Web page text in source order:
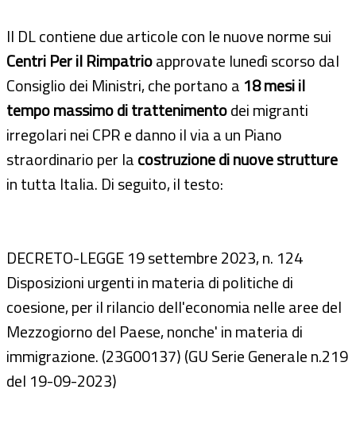
Il DL contiene due articole con le nuove norme sui
Centri Per il Rimpatrioapprovate lunedì scorso dal
Consiglio dei Ministri, che portano a 18 mesi il
tempo massimo di trattenimentodei migranti
irregolari nei CPR e danno il via a un Piano
straordinario per lacostruzione di nuove strutture
in tutta Italia. Di seguito, il testo:
DECRETO-LEGGE 19 settembre 2023, n. 124
Disposizioni urgenti in materia di politiche di
coesione, per il rilancio dell'economia nelle aree del
Mezzogiorno del Paese, nonche' in materia di
immigrazione. (23G00137) (GU Serie Generale n.219
del 19-09-2023)